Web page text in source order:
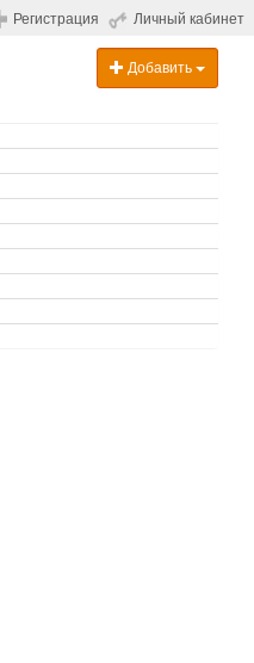
Регистрация Личный кабинет
Добавить